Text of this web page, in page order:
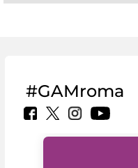
#GAMroma